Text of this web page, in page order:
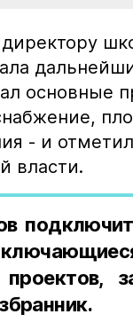
основные
- и
власти.